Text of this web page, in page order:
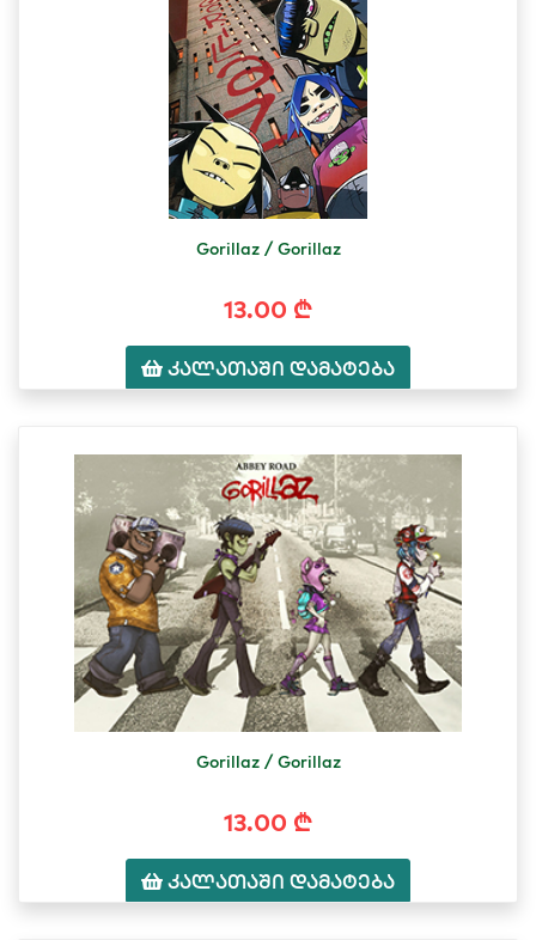
Gorillaz / Gorillaz
13.00 ₾
კალათაში დამატება
Gorillaz / Gorillaz
13.00 ₾
კალათაში დამატება